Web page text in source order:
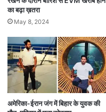
का बढ़ा ख़तरा
May 8, 2024
अमेरिका-ईरान जंग में बिहार के युवक की